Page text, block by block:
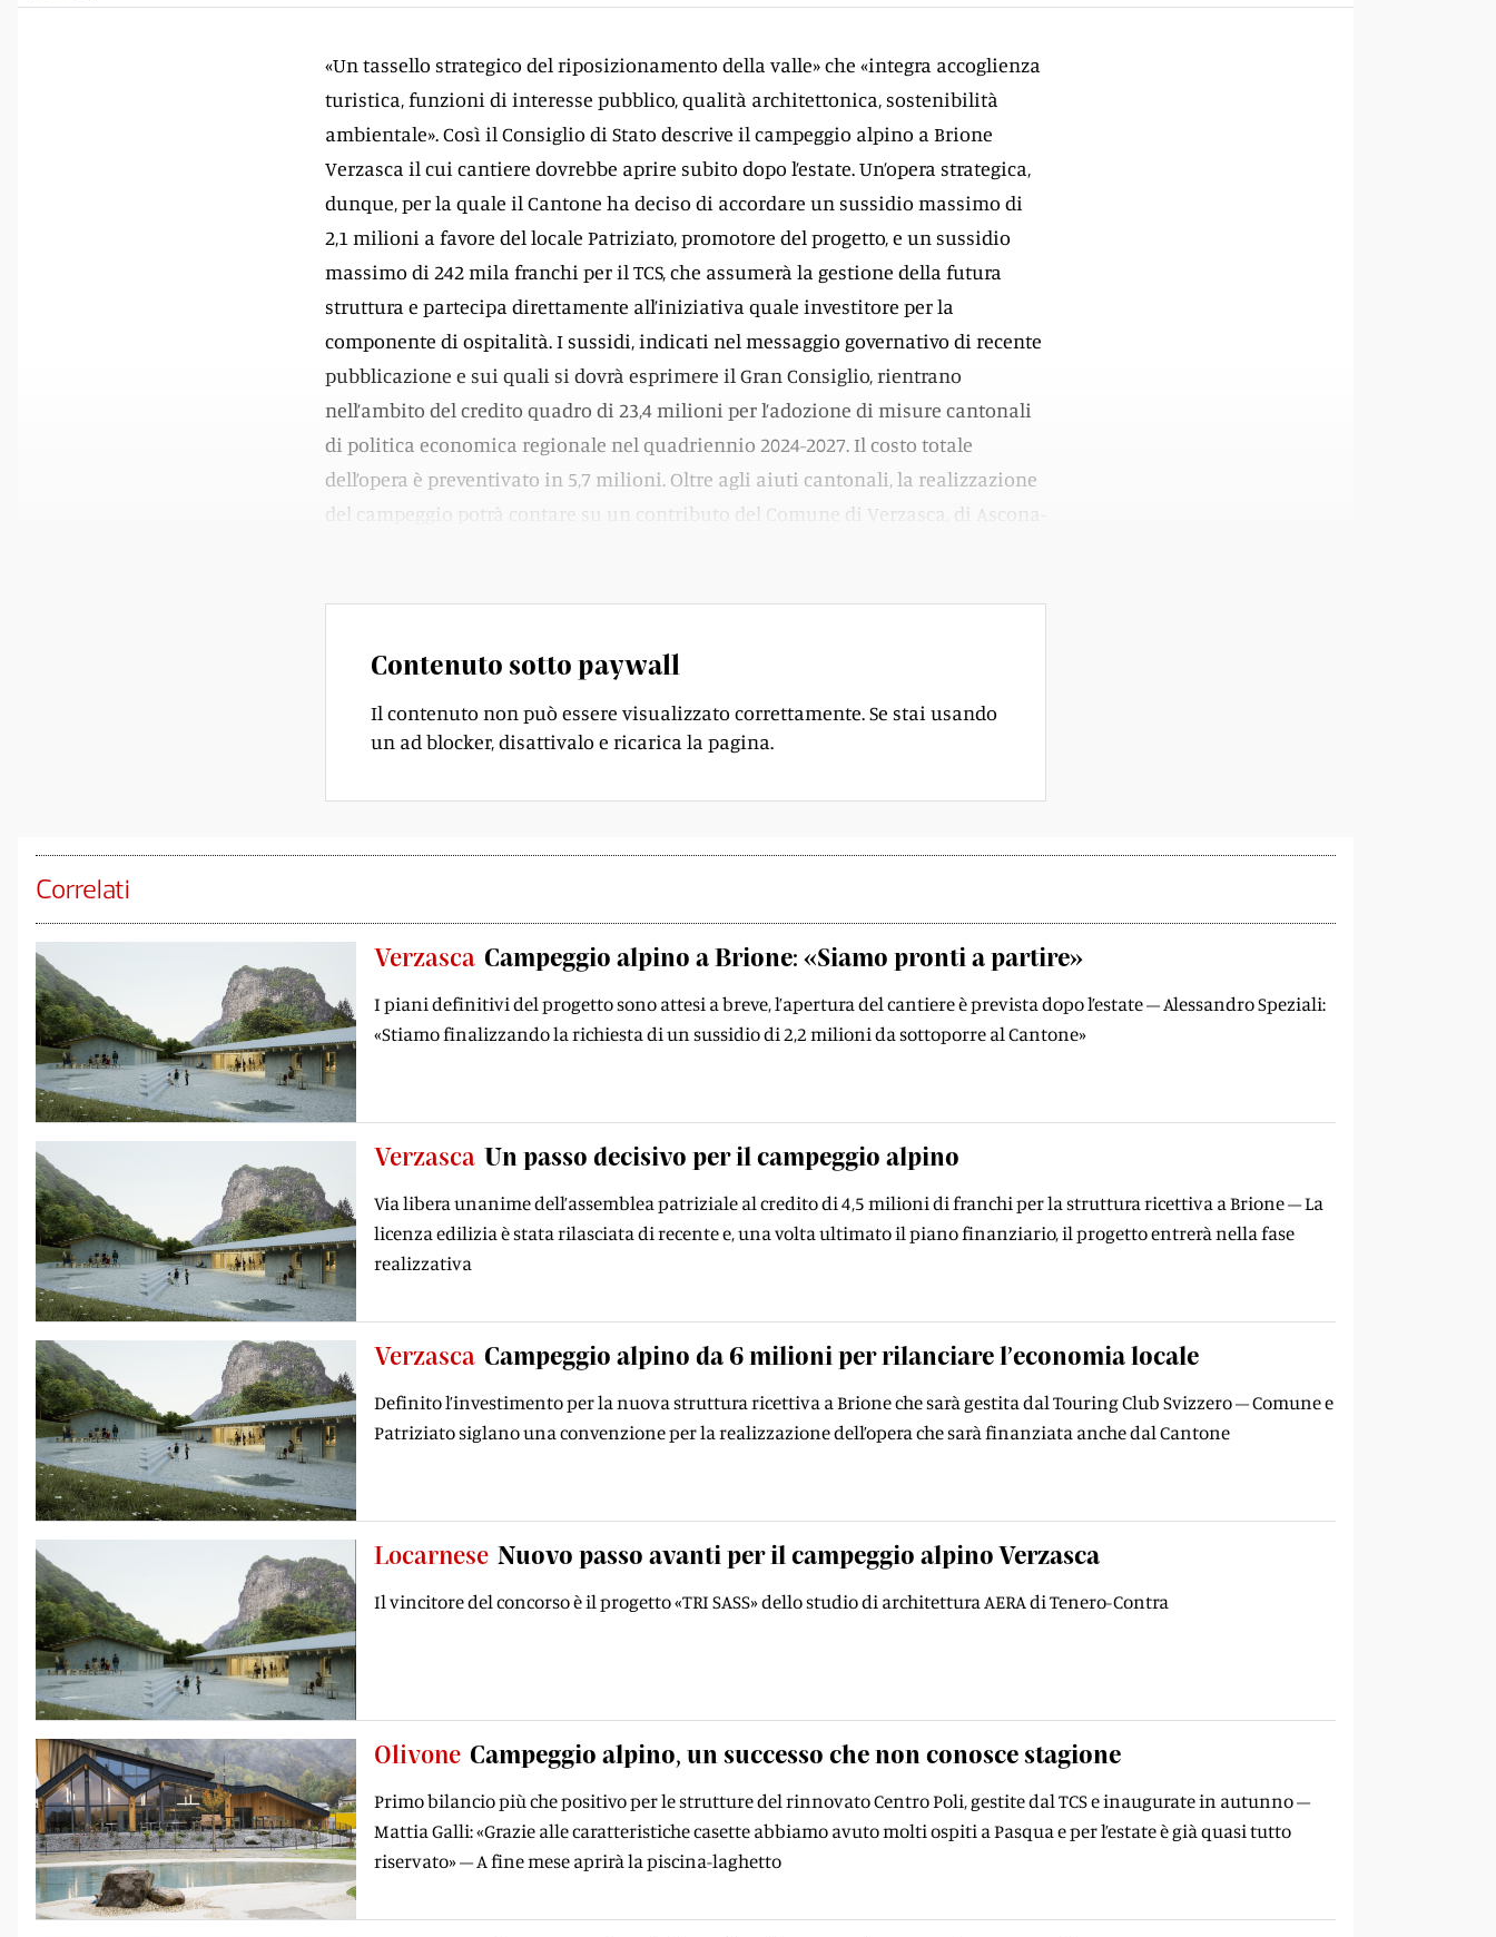
«Un tassello strategico del riposizionamento della valle» che «integra accoglienza
turistica, funzioni di interesse pubblico, qualità architettonica, sostenibilità
ambientale». Così il Consiglio di Stato descrive il campeggio alpino a Brione
Verzasca il cui cantiere dovrebbe aprire subito dopo l’estate. Un’opera strategica,
dunque, per la quale il Cantone ha deciso di accordare un sussidio massimo di
2,1 milioni a favore del locale Patriziato, promotore del progetto, e un sussidio
massimo di 242 mila franchi per il TCS, che assumerà la gestione della futura
struttura e partecipa direttamente all’iniziativa quale investitore per la
componente di ospitalità. I sussidi, indicati nel messaggio governativo di recente
pubblicazione e sui quali si dovrà esprimere il Gran Consiglio, rientrano
nell’ambito del credito quadro di 23,4 milioni per l’adozione di misure cantonali
di politica economica regionale nel quadriennio 2024-2027. Il costo totale
dell’opera è preventivato in 5,7 milioni. Oltre agli aiuti cantonali, la realizzazione
del campeggio potrà contare su un contributo del Comune di Verzasca, di Ascona-
Contenuto sotto paywall
Il contenuto non può essere visualizzato correttamente. Se stai usando
un ad blocker, disattivalo e ricarica la pagina.
Correlati
Verzasca Campeggio alpino a Brione: «Siamo pronti a partire»
I piani definitivi del progetto sono attesi a breve, l’apertura del cantiere è prevista dopo l’estate – Alessandro Speziali:
«Stiamo finalizzando la richiesta di un sussidio di 2,2 milioni da sottoporre al Cantone»
Verzasca Un passo decisivo per il campeggio alpino
Via libera unanime dell’assemblea patriziale al credito di 4,5 milioni di franchi per la struttura ricettiva a Brione – La
licenza edilizia è stata rilasciata di recente e, una volta ultimato il piano finanziario, il progetto entrerà nella fase
realizzativa
Verzasca Campeggio alpino da 6 milioni per rilanciare l’economia locale
Definito l’investimento per la nuova struttura ricettiva a Brione che sarà gestita dal Touring Club Svizzero – Comune e
Patriziato siglano una convenzione per la realizzazione dell’opera che sarà finanziata anche dal Cantone
Locarnese Nuovo passo avanti per il campeggio alpino Verzasca
Il vincitore del concorso è il progetto «TRI SASS» dello studio di architettura AERA di Tenero-Contra
Olivone Campeggio alpino, un successo che non conosce stagione
Primo bilancio più che positivo per le strutture del rinnovato Centro Poli, gestite dal TCS e inaugurate in autunno –
Mattia Galli: «Grazie alle caratteristiche casette abbiamo avuto molti ospiti a Pasqua e per l’estate è già quasi tutto
riservato» – A fine mese aprirà la piscina-laghetto